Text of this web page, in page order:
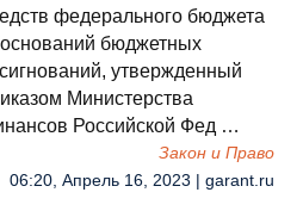
федерального бюджета
бюджетных
утвержденный
Министерства
Российской Фед …
Закон и Право
06:20, Апрель 16, 2023 | garant.ru